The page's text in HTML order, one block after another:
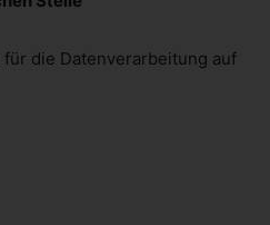
die Datenverarbeitung auf